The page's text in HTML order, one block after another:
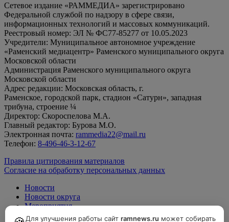
Сетевое издание «РАММЕДИА» зарегистрировано
Федеральной службой по надзору в сфере связи,
информационных технологий и массовых коммуникаций.
Реестровый номер: ЭЛ № ФС77-85277 от 10.05.2023
Учредители: Муниципальное автономное учреждение
«Раменский медиацентр» Раменского муниципального округа
Московской области
Администрация Раменского муниципального округа
Московской области
Адрес редакции: Московская область, г.
Раменское, городской парк, стадион «Сатурн», западная
трибуна, строение ¼
Директор: Скороспелова М.А.
Главный редактор: Бурова М.О.
Электронная почта: rammedia22@mail.ru
Телефон: 8-496-46-3-12-67
Правила цитирования материалов
Согласие на обработку персональных данных
Новости
Новости округа
Мероприятия
Официально
Для улучшения работы сайт ramnews.ru может собирать